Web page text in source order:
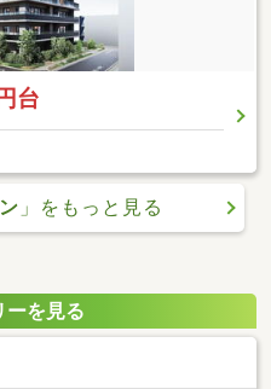
台
」をもっと見る
ーを見る